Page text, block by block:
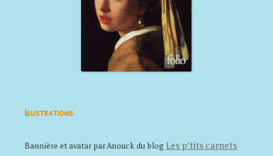
Illustrations
Bannière et avatar par Anouck du blog Les p'tits carnets